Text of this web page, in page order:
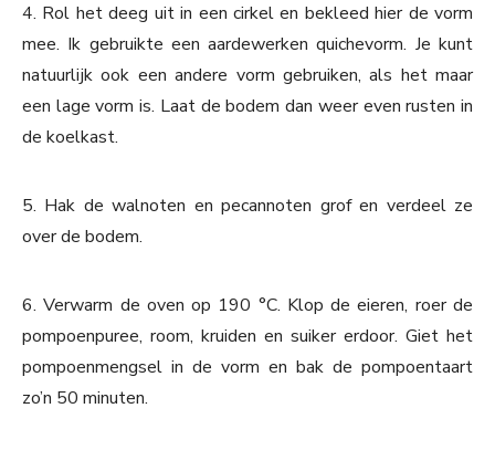
4. Rol het deeg uit in een cirkel en bekleed hier de vorm
mee. Ik gebruikte een aardewerken quichevorm. Je kunt
natuurlijk ook een andere vorm gebruiken, als het maar
een lage vorm is. Laat de bodem dan weer even rusten in
de koelkast.
5. Hak de walnoten en pecannoten grof en verdeel ze
over de bodem.
6. Verwarm de oven op 190 °C. Klop de eieren, roer de
pompoenpuree, room, kruiden en suiker erdoor. Giet het
pompoenmengsel in de vorm en bak de pompoentaart
zo’n 50 minuten.